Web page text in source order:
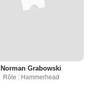
Norman Grabowski
Rôle : Hammerhead